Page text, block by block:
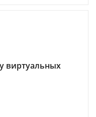
виртуальных